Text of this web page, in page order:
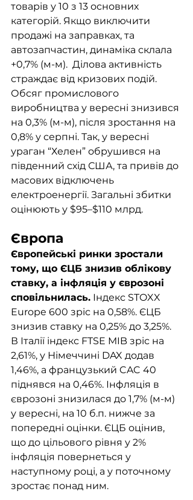
товарів у 10 з 13 основних
категорій. Якщо виключити
продажі на заправках, та
автозапчастин, динаміка склала
+0,7% (м-м).  Ділова активність
страждає від кризових подій.
Обсяг промислового
виробництва у вересні знизився
на 0,3% (м-м), після зростання на
0,8% у серпні. Так, у вересні
ураган “Хелен” обрушився на
південний схід США, та привів до
масових відключень
електроенергії. Загальні збитки
оцінюють у $95–$110 млрд.
Європа
Європейські ринки зростали
тому, що ЄЦБ знизив облікову
ставку, а інфляція у єврозоні
сповільнилась. Індекс STOXX
Europe 600 зріс на 0,58%. ЄЦБ
знизив ставку на 0,25% до 3,25%.
В Італії індекс FTSE MIB зріс на
2,61%, у Німеччині DAX додав
1,46%, а французький CAC 40
піднявся на 0,46%. Інфляція в
єврозоні знизилася до 1,7% (м-м)
у вересні, на 10 б.п. нижче за
попередні оцінки. ЄЦБ оцінив,
що до цільового рівня у 2%
інфляція повернеться у
наступному році, а у поточному
зростає понад ним.